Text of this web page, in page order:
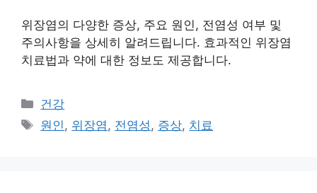
위장염의 다양한 증상, 주요 원인, 전염성 여부 및
주의사항을 상세히 알려드립니다. 효과적인 위장염
치료법과 약에 대한 정보도 제공합니다.
카
테
건강
태
원인, 위장염, 전염성, 증상, 치료